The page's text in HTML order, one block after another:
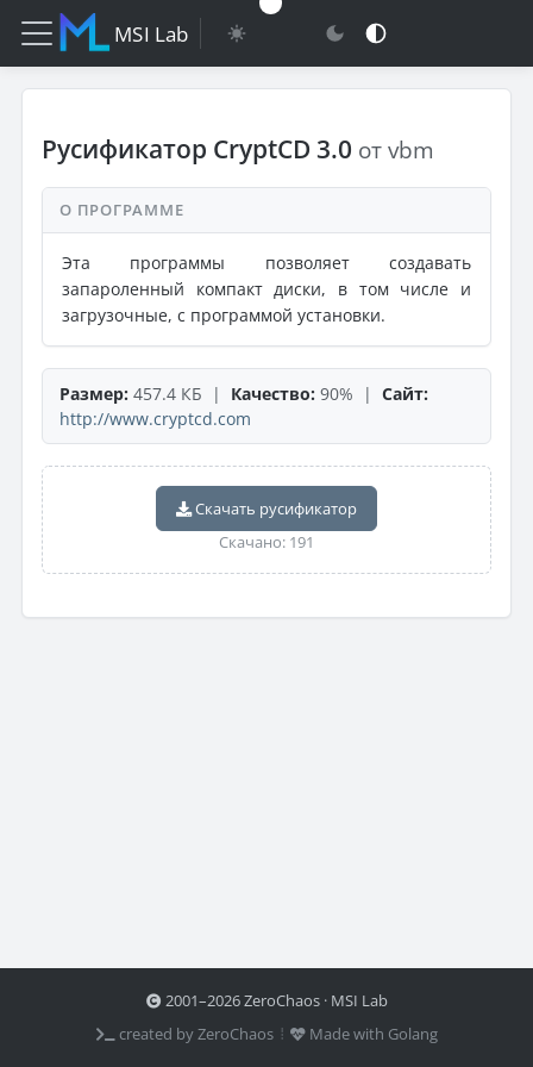
MSI Lab
Русификатор CryptCD 3.0 от vbm
О ПРОГРАММЕ
Эта программы позволяет создавать
запароленный компакт диски, в том числе и
загрузочные, с программой установки.
Размер: 457.4 КБ | Качество: 90% | Сайт:
http://www.cryptcd.com
Скачать русификатор
Скачано: 191
2001–2026 ZeroChaos · MSI Lab
created by ZeroChaos ⦙
Made with Golang